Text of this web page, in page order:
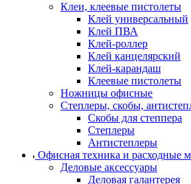
Клеи, клеевые пистолеты
Клей универсальный
Клей ПВА
Клей-роллер
Клей канцелярский
Клей-карандаш
Клеевые пистолеты
Ножницы офисные
Степлеры, скобы,
Скобы для степпера
Степлеры
Антистеплеры
Офисная техника и расходные
Деловые аксессуары
Деловая галантерея